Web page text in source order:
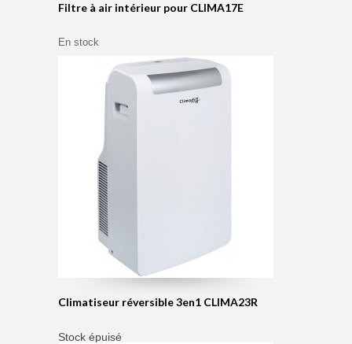
Filtre à air intérieur pour CLIMA17E
En stock
Climatiseur réversible 3en1 CLIMA23R
Stock épuisé